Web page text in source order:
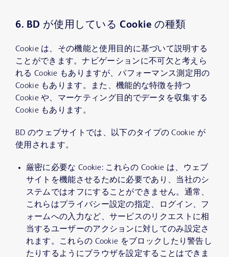
6. BD が使用している Cookie の種類
Cookie は、その機能と使用目的に基づいて説明する
ことができます。ナビゲーションに不可欠と考えら
れる Cookie もありますが、パフォーマンス測定用の
Cookie もあります。また、機能的な特徴を持つ
Cookie や、マーケティング目的でデータを収集する
Cookie もあります。
BD のウェブサイトでは、以下のタイプの Cookie が
使用されます。
厳密に必要な Cookie: これらの Cookie は、ウェブ
サイトを機能させるために必要であり、当社のシ
ステムではオフにすることができません。通常、
これらはプライバシー設定の指定、ログイン、フ
ォームへの入力など、サービスのリクエストに相
当するユーザーのアクションに対してのみ設定さ
れます。これらの Cookie をブロックしたり警告し
たりするようにブラウザを設定することはできま